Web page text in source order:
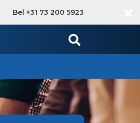
Bel +31 73 200 5923